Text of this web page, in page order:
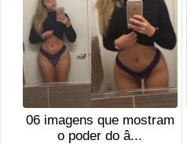
06 imagens que mostram
o poder do â...